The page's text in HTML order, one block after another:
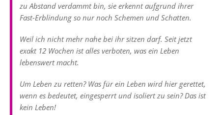
zu Abstand verdammt bin, sie erkennt aufgrund ihrer
Fast-Erblindung so nur noch Schemen und Schatten.
Weil ich nicht mehr nahe bei ihr sitzen darf. Seit jetzt
exakt 12 Wochen ist alles verboten, was ein Leben
lebenswert macht.
Um Leben zu retten? Was für ein Leben wird hier gerettet,
wenn es bedeutet, eingesperrt und isoliert zu sein? Das ist
kein Leben!